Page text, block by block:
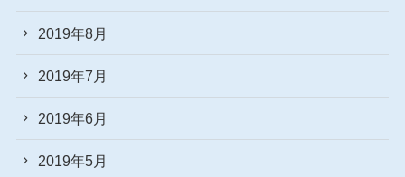
2019年8月
2019年7月
2019年6月
2019年5月